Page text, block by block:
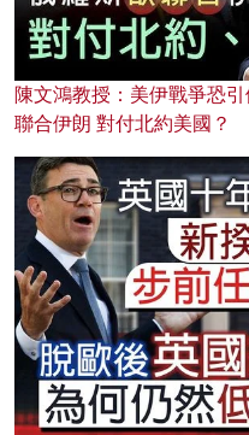
陳文鴻教授：美伊戰爭恐
聯合伊朗 對付北約美國？